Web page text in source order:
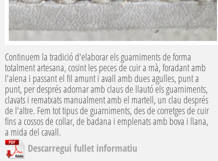
Continuem la tradició d'elaborar els guarniments de forma
totalment artesana, cosint les peces de cuir a mà, foradant amb
l'alena i passant el fil amunt i avall amb dues agulles, punt a
punt, per després adornar amb claus de llautó els guarniments,
clavats i rematxats manualment amb el martell, un clau després
de l'altre. Fem tot tipus de guarniments, des de corretges de cuir
fins a cossos de collar, de badana i emplenats amb bova i llana,
a mida del cavall.
Descarregui fullet informatiu